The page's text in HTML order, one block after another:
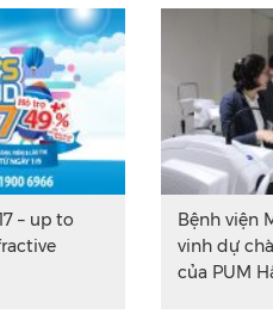
– up to
Bệnh viện
vinh dự
của PUM